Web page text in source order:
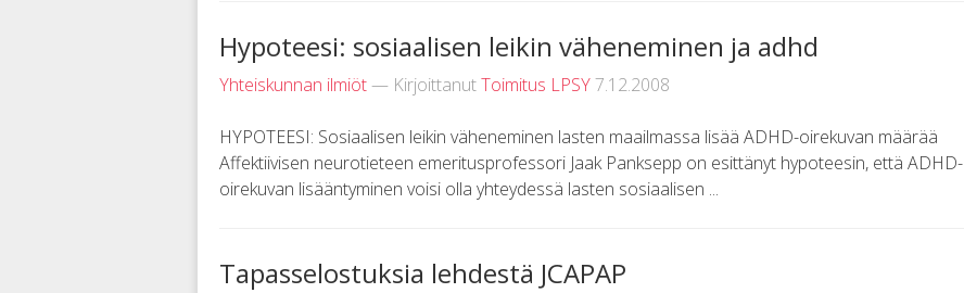
Hypoteesi: sosiaalisen leikin väheneminen ja adhd
Yhteiskunnan ilmiöt— KirjoittanutToimitus LPSY7.12.2008
HYPOTEESI: Sosiaalisen leikin väheneminen lasten maailmassa lisää ADHD-oirekuvan määrää
Affektiivisen neurotieteen emeritusprofessori Jaak Panksepp on esittänyt hypoteesin, että ADHD-
oirekuvan lisääntyminen voisi olla yhteydessä lasten sosiaalisen ...
Tapasselostuksia lehdestä JCAPAP